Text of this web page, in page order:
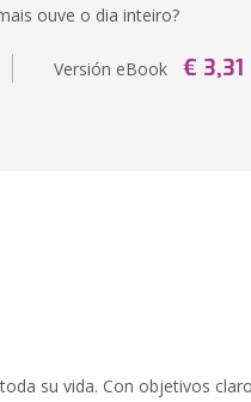
ouve o dia inteiro?
Versión eBook € 3,31
su vida. Con objetivos